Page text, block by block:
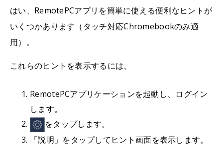
はい、RemotePCアプリを簡単に使える便利なヒントが
いくつかあります（タッチ対応Chromebookのみ適
用）。
これらのヒントを表示するには、
RemotePCアプリケーションを起動し、ログイン
します。
をタップします。
「説明」をタップしてヒント画面を表示します。